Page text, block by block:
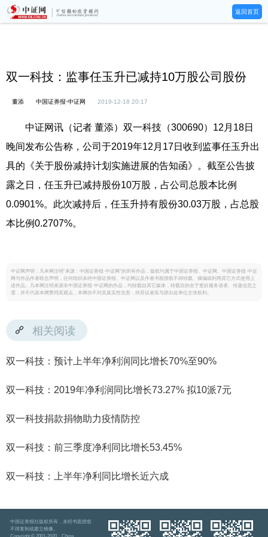
返回首页
双一科技：监事任玉升已减持10万股公司股份
董添 中国证券报·中证网 2019-12-18 20:17
中证网讯（记者 董添）双一科技（300690）12月18日
晚间发布公告称，公司于2019年12月17日收到监事任玉升出
具的《关于股份减持计划实施进展的告知函》。截至公告披
露之日，任玉升已减持股份10万股，占公司总股本比例
0.0901%。此次减持后，任玉升持有股份30.03万股，占总股
本比例0.2707%。
中证网声明：凡本网注明“来源：中国证券报·中证网”的所有作品，版权均属于中国证券报、中证网。中国证券报·中证
网与作品作者联合声明，任何组织未经中国证券报、中证网以及作者书面授权不得转载、摘编或利用其它方式使用上
述作品。凡本网注明来源非中国证券报·中证网的作品，均转载自其它媒体，转载目的在于更好服务读者、传递信息之
需，并不代表本网赞同其观点，本网亦不对其真实性负责，持异议者应与原出处单位主张权利。
相关阅读
双一科技：预计上半年净利润同比增长70%至90%
双一科技：2019年净利润同比增长73.27% 拟10派7元
双一科技捐款捐物助力疫情防控
双一科技：前三季度净利同比增长53.45%
双一科技：上半年净利同比增长近六成
中国证券报社版权所有，未经书面授权
不得复制或建立镜像。